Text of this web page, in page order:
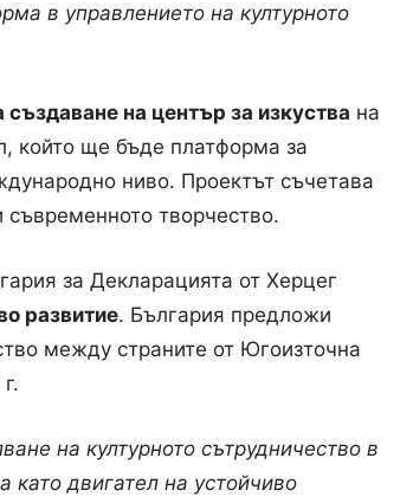
в управлението на културното
създаване на център за изкуства на
който ще бъде платформа за
ниво. Проектът съчетава
съвременното творчество.
за Декларацията от Херцег
развитие. България предложи
между страните от Югоизточна
на културното сътрудничество в
като двигател на устойчиво